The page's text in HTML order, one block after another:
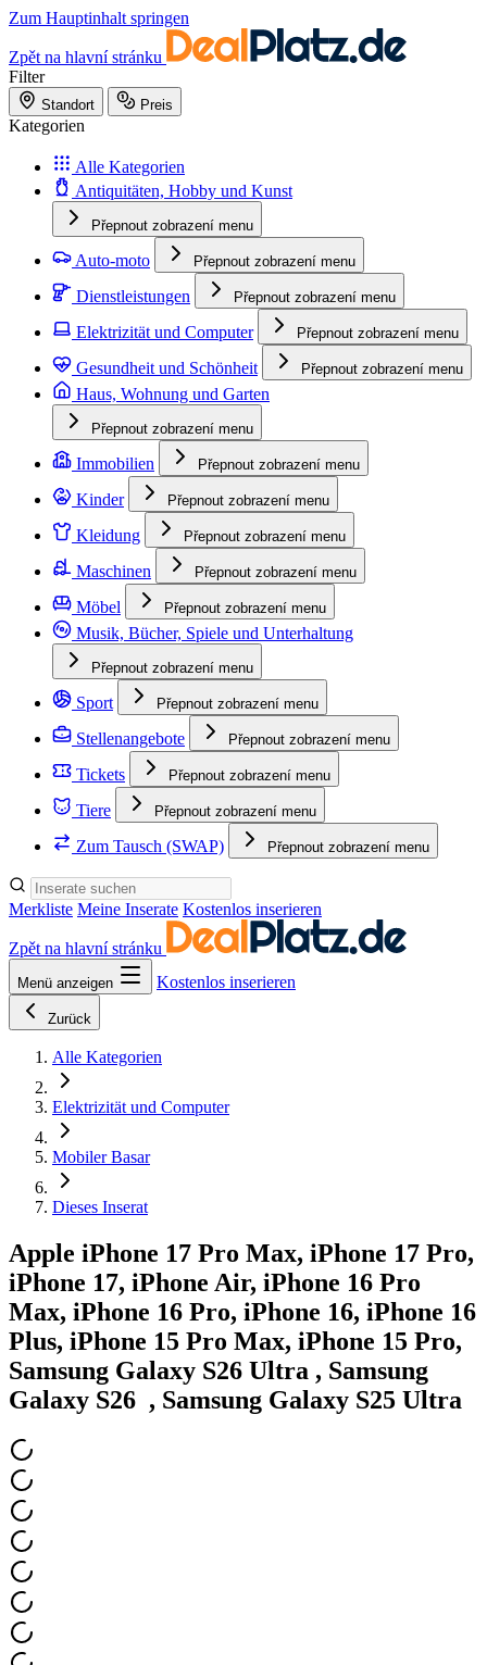
Zum Hauptinhalt springen
Zpět na hlavní stránku
Filter
Standort Preis
Kategorien
Alle Kategorien
Antiquitäten, Hobby und Kunst
Přepnout zobrazení menu
Auto-moto Přepnout zobrazení menu
Dienstleistungen Přepnout zobrazení menu
Elektrizität und Computer Přepnout zobrazení menu
Gesundheit und Schönheit Přepnout zobrazení menu
Haus, Wohnung und Garten
Přepnout zobrazení menu
Immobilien Přepnout zobrazení menu
Kinder Přepnout zobrazení menu
Kleidung Přepnout zobrazení menu
Maschinen Přepnout zobrazení menu
Möbel Přepnout zobrazení menu
Musik, Bücher, Spiele und Unterhaltung
Přepnout zobrazení menu
Sport Přepnout zobrazení menu
Stellenangebote Přepnout zobrazení menu
Tickets Přepnout zobrazení menu
Tiere Přepnout zobrazení menu
Zum Tausch (SWAP) Přepnout zobrazení menu
Merkliste Meine Inserate Kostenlos inserieren
Zpět na hlavní stránku
Menü anzeigen Kostenlos inserieren
Zurück
Alle Kategorien
Elektrizität und Computer
Mobiler Basar
Dieses Inserat
Apple iPhone 17 Pro Max, iPhone 17 Pro,
iPhone 17, iPhone Air, iPhone 16 Pro
Max, iPhone 16 Pro, iPhone 16, iPhone 16
Plus, iPhone 15 Pro Max, iPhone 15 Pro,
Samsung Galaxy S26 Ultra , Samsung
Galaxy S26 , Samsung Galaxy S25 Ultra